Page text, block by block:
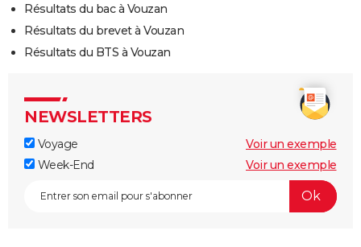
Résultats du bac à Vouzan
Résultats du brevet à Vouzan
Résultats du BTS à Vouzan
NEWSLETTERS
Voyage
Voir un exemple
Week-End
Voir un exemple